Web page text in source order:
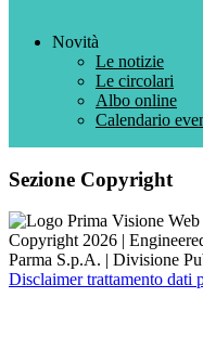
Novità
Le notizie
Le circolari
Albo online
Calendario
Sezione Copyright
Copyright 2026 |
Parma S.p.A. | Divisione
Disclaimer trattamento dati